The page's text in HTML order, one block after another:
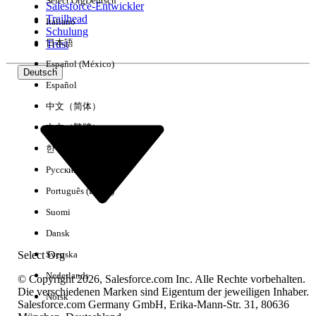
Erfahrung
Keine Ergebnisse
Salesforce-Entwickler
Trailhead
Schulung
Trust
Deutsch
Select Org
Italiano
日本語
Español (México)
Español
中文（简体）
中文（繁體）
한국어
Русский
Português (Brasil)
Suomi
Dansk
Svenska
Nederlands
Norsk
© Copyright 2026, Salesforce.com Inc. Alle Rechte vorbehalten.
Die verschiedenen Marken sind Eigentum der jeweiligen Inhaber.
Salesforce.com Germany GmbH, Erika-Mann-Str. 31, 80636